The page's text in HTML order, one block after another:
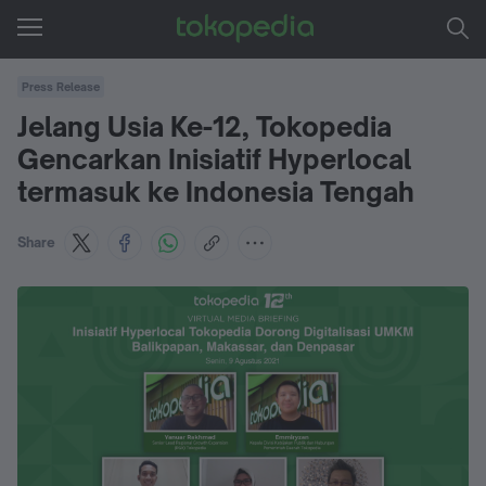
Press Release
Jelang Usia Ke-12, Tokopedia
Gencarkan Inisiatif Hyperlocal
termasuk ke Indonesia Tengah
Share